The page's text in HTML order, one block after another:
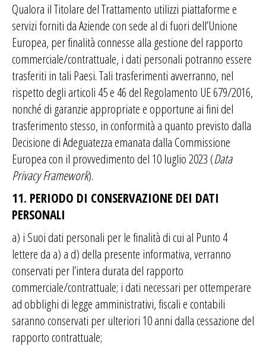
Qualora il Titolare del Trattamento utilizzi piattaforme e
servizi forniti da Aziende con sede al di fuori dell’Unione
Europea, per finalità connesse alla gestione del rapporto
commerciale/contrattuale, i dati personali potranno essere
trasferiti in tali Paesi. Tali trasferimenti avverranno, nel
rispetto degli articoli 45 e 46 del Regolamento UE 679/2016,
nonché di garanzie appropriate e opportune ai fini del
trasferimento stesso, in conformità a quanto previsto dalla
Decisione di Adeguatezza emanata dalla Commissione
Europea con il provvedimento del 10 luglio 2023 (Data
Privacy Framework).
11. PERIODO DI CONSERVAZIONE DEI DATI
PERSONALI
a) i Suoi dati personali per le finalità di cui al Punto 4
lettere da a) a d) della presente informativa, verranno
conservati per l’intera durata del rapporto
commerciale/contrattuale; i dati necessari per ottemperare
ad obblighi di legge amministrativi, fiscali e contabili
saranno conservati per ulteriori 10 anni dalla cessazione del
rapporto contrattuale;